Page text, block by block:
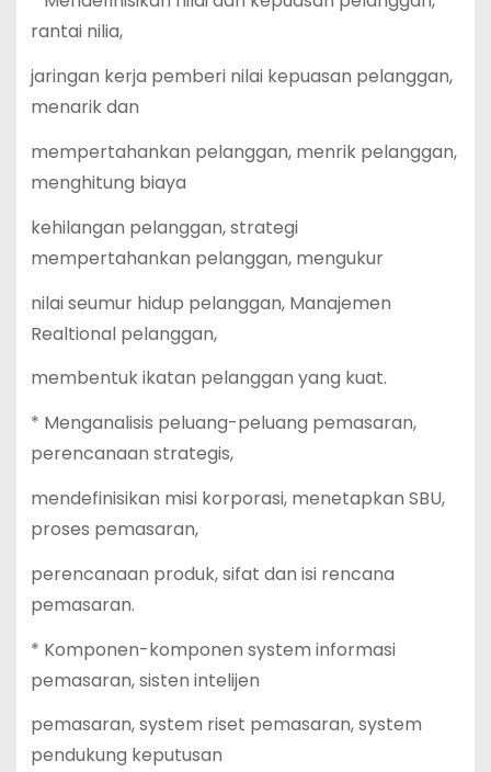
rantai nilia,
jaringan kerja pemberi nilai kepuasan pelanggan,
menarik dan
mempertahankan pelanggan, menrik pelanggan,
menghitung biaya
kehilangan pelanggan, strategi
mempertahankan pelanggan, mengukur
nilai seumur hidup pelanggan, Manajemen
Realtional pelanggan,
membentuk ikatan pelanggan yang kuat.
* Menganalisis peluang-peluang pemasaran,
perencanaan strategis,
mendefinisikan misi korporasi, menetapkan SBU,
proses pemasaran,
perencanaan produk, sifat dan isi rencana
pemasaran.
* Komponen-komponen system informasi
pemasaran, sisten intelijen
pemasaran, system riset pemasaran, system
pendukung keputusan